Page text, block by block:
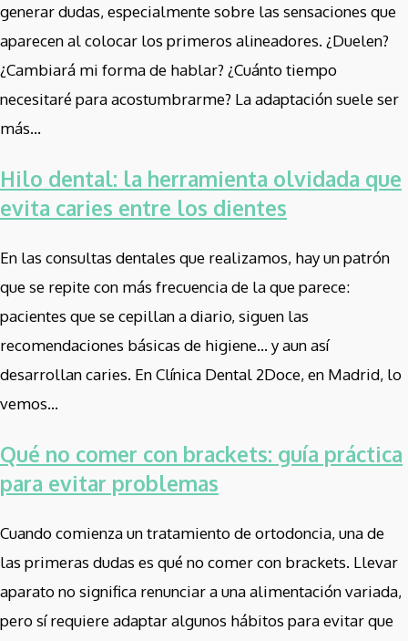
generar dudas, especialmente sobre las sensaciones que
aparecen al colocar los primeros alineadores. ¿Duelen?
¿Cambiará mi forma de hablar? ¿Cuánto tiempo
necesitaré para acostumbrarme? La adaptación suele ser
más...
Hilo dental: la herramienta olvidada que
evita caries entre los dientes
En las consultas dentales que realizamos, hay un patrón
que se repite con más frecuencia de la que parece:
pacientes que se cepillan a diario, siguen las
recomendaciones básicas de higiene… y aun así
desarrollan caries. En Clínica Dental 2Doce, en Madrid, lo
vemos...
Qué no comer con brackets: guía práctica
para evitar problemas
Cuando comienza un tratamiento de ortodoncia, una de
las primeras dudas es qué no comer con brackets. Llevar
aparato no significa renunciar a una alimentación variada,
pero sí requiere adaptar algunos hábitos para evitar que